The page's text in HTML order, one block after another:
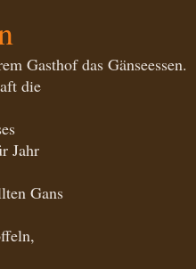
Gasthof das Gänseessen.
die
Jahr
Gans